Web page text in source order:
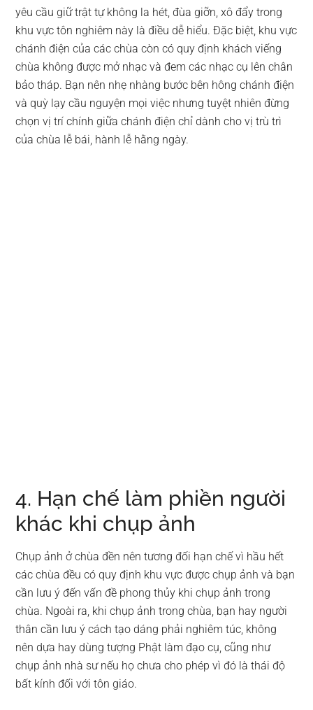
yêu cầu giữ trật tự không la hét, đùa giỡn, xô đẩy trong
khu vực tôn nghiêm này là điều dễ hiểu. Đặc biệt, khu vực
chánh điện của các chùa còn có quy định khách viếng
chùa không được mở nhạc và đem các nhạc cụ lên chân
bảo tháp. Bạn nên nhẹ nhàng bước bên hông chánh điện
và quỳ lạy cầu nguyện mọi việc nhưng tuyệt nhiên đừng
chọn vị trí chính giữa chánh điện chỉ dành cho vị trù trì
của chùa lễ bái, hành lễ hằng ngày.
4. Hạn chế làm phiền người
khác khi chụp ảnh
Chụp ảnh ở chùa đền nên tương đối hạn chế vì hầu hết
các chùa đều có quy định khu vực được chụp ảnh và bạn
cần lưu ý đến vấn đề phong thủy khi chụp ảnh trong
chùa. Ngoài ra, khi chụp ảnh trong chùa, bạn hay người
thân cần lưu ý cách tạo dáng phải nghiêm túc, không
nên dựa hay dùng tượng Phật làm đạo cụ, cũng như
chụp ảnh nhà sư nếu họ chưa cho phép vì đó là thái độ
bất kính đối với tôn giáo.